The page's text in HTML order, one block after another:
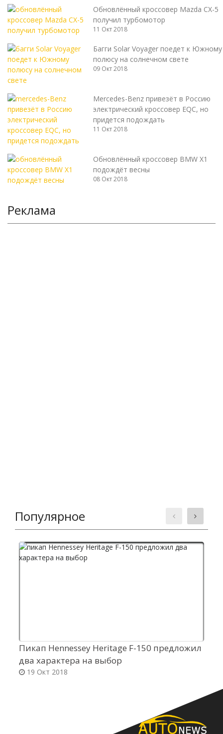
Обновлённый кроссовер Mazda CX-5
получил турбомотор
11 Окт 2018
Багги Solar Voyager поедет к Южному
полюсу на солнечном свете
09 Окт 2018
Mercedes-Benz привезёт в Россию
электрический кроссовер EQC, но
придется подождать
11 Окт 2018
Обновлённый кроссовер BMW X1
подождёт весны
08 Окт 2018
Реклама
Популярное
Пикап Hennessey Heritage F-150 предложил
два характера на выбор
19 Окт 2018